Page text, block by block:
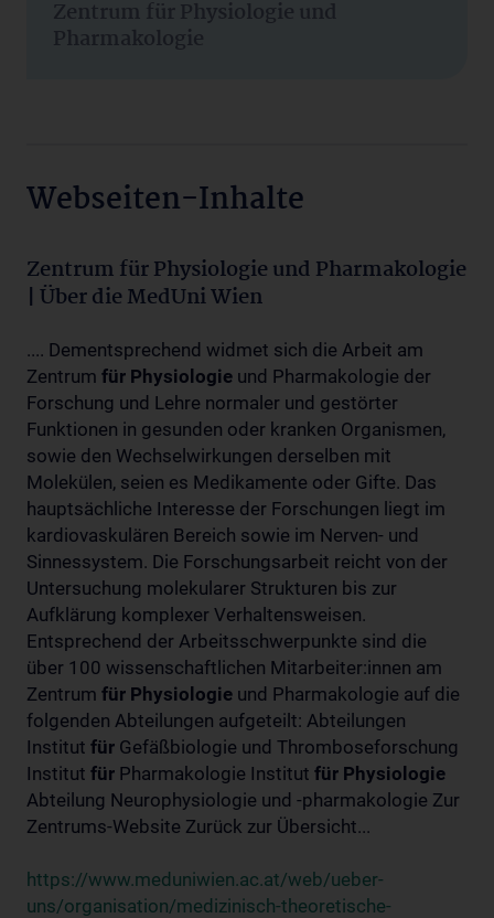
Zentrum für Physiologie und
Pharmakologie
Webseiten-Inhalte
Zentrum für Physiologie und Pharmakologie
| Über die MedUni Wien
.... Dementsprechend widmet sich die Arbeit am
Zentrum für Physiologie und Pharmakologie der
Forschung und Lehre normaler und gestörter
Funktionen in gesunden oder kranken Organismen,
sowie den Wechselwirkungen derselben mit
Molekülen, seien es Medikamente oder Gifte. Das
hauptsächliche Interesse der Forschungen liegt im
kardiovaskulären Bereich sowie im Nerven- und
Sinnessystem. Die Forschungsarbeit reicht von der
Untersuchung molekularer Strukturen bis zur
Aufklärung komplexer Verhaltensweisen.
Entsprechend der Arbeitsschwerpunkte sind die
über 100 wissenschaftlichen Mitarbeiter:innen am
Zentrum für Physiologie und Pharmakologie auf die
folgenden Abteilungen aufgeteilt: Abteilungen
Institut für Gefäßbiologie und Thromboseforschung
Institut für Pharmakologie Institut für Physiologie
Abteilung Neurophysiologie und -pharmakologie Zur
Zentrums-Website Zurück zur Übersicht...
https://www.meduniwien.ac.at/web/ueber-
uns/organisation/medizinisch-theoretische-